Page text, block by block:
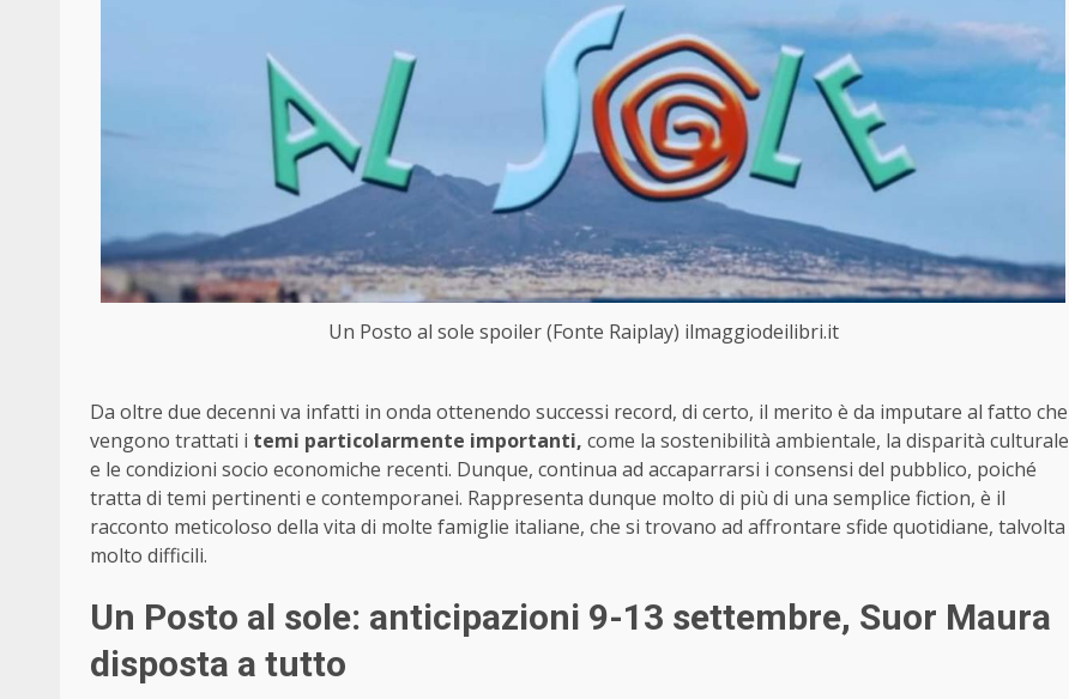
Un Posto al sole spoiler (Fonte Raiplay) ilmaggiodeilibri.it
Da oltre due decenni va infatti in onda ottenendo successi record, di certo, il merito è da imputare al fatto che
vengono trattati i temi particolarmente importanti, come la sostenibilità ambientale, la disparità culturale
e le condizioni socio economiche recenti. Dunque, continua ad accaparrarsi i consensi del pubblico, poiché
tratta di temi pertinenti e contemporanei. Rappresenta dunque molto di più di una semplice fiction, è il
racconto meticoloso della vita di molte famiglie italiane, che si trovano ad affrontare sfide quotidiane, talvolta
molto difficili.
Un Posto al sole: anticipazioni 9-13 settembre, Suor Maura
disposta a tutto